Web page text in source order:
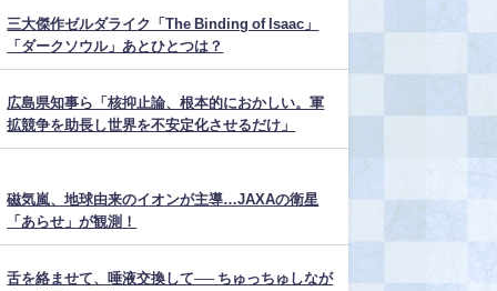
三大傑作ゼルダライク「The Binding of Isaac」
「ダークソウル」あとひとつは？
広島県知事ら「核抑止論、根本的におかしい。軍
拡競争を助長し世界を不安定化させるだけ」
磁気嵐、地球由来のイオンが主導…JAXAの衛星
「あらせ」が観測！
舌を絡ませて、唾液交換して── ちゅっちゅしなが